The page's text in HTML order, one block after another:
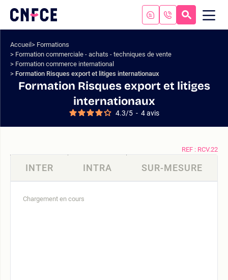
contenu
menu
Aller
Logo
site
Accueil
Formations
Formation commerciale - achats - techniques de vente
Formation commerce international
Formation Risques export et litiges internationaux
Formation Risques export et litiges
internationaux
4.3/5 - 4avis
REF : RCV.22
INTER INTRA SUR-MESURE